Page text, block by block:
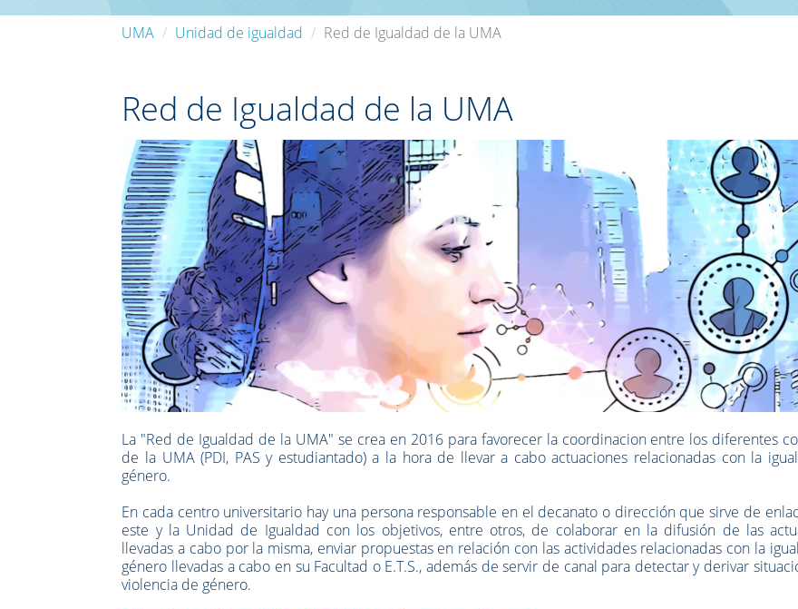
UMA Unidad de igualdad Red de Igualdad de la UMA
Red de Igualdad de la UMA
La "Red de Igualdad de la UMA" se crea en 2016 para favorecer la coordinacion entre los diferentes
de la UMA (PDI, PAS y estudiantado) a la hora de llevar a cabo actuaciones relacionadas con la
género.
En cada centro universitario hay una persona responsable en el decanato o dirección que sirve de
este y la Unidad de Igualdad con los objetivos, entre otros, de colaborar en la difusión de las
llevadas a cabo por la misma, enviar propuestas en relación con las actividades relacionadas con la
género llevadas a cabo en su Facultad o E.T.S., además de servir de canal para detectar y derivar
violencia de género.